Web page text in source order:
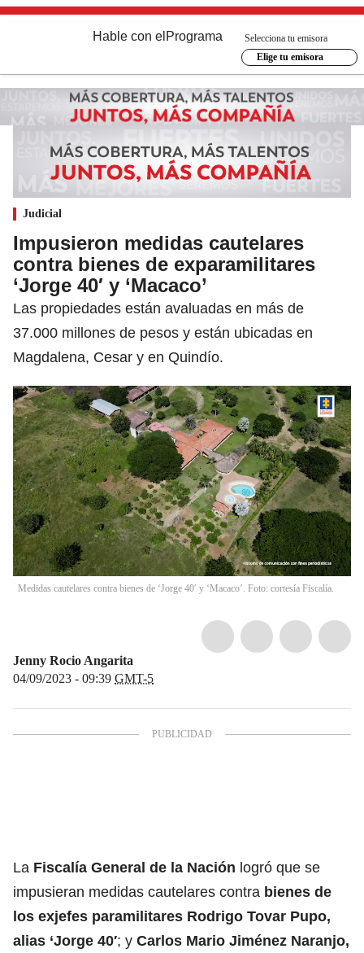
Hable con el Programa
Selecciona tu emisora
Elige tu emisora
Judicial
Impusieron medidas cautelares
contra bienes de exparamilitares
‘Jorge 40′ y ‘Macaco’
Las propiedades están avaluadas en más de
37.000 millones de pesos y están ubicadas en
Magdalena, Cesar y en Quindío.
Medidas cautelares contra bienes de ‘Jorge 40′ y ‘Macaco’. Foto: cortesía Fiscalía.
Jenny Rocio Angarita
04/09/2023 - 09:39 GMT-5
La Fiscalía General de la Nación logró que se
impusieran medidas cautelares contra bienes de
los exjefes paramilitares Rodrigo Tovar Pupo,
alias ‘Jorge 40′; y Carlos Mario Jiménez Naranjo,